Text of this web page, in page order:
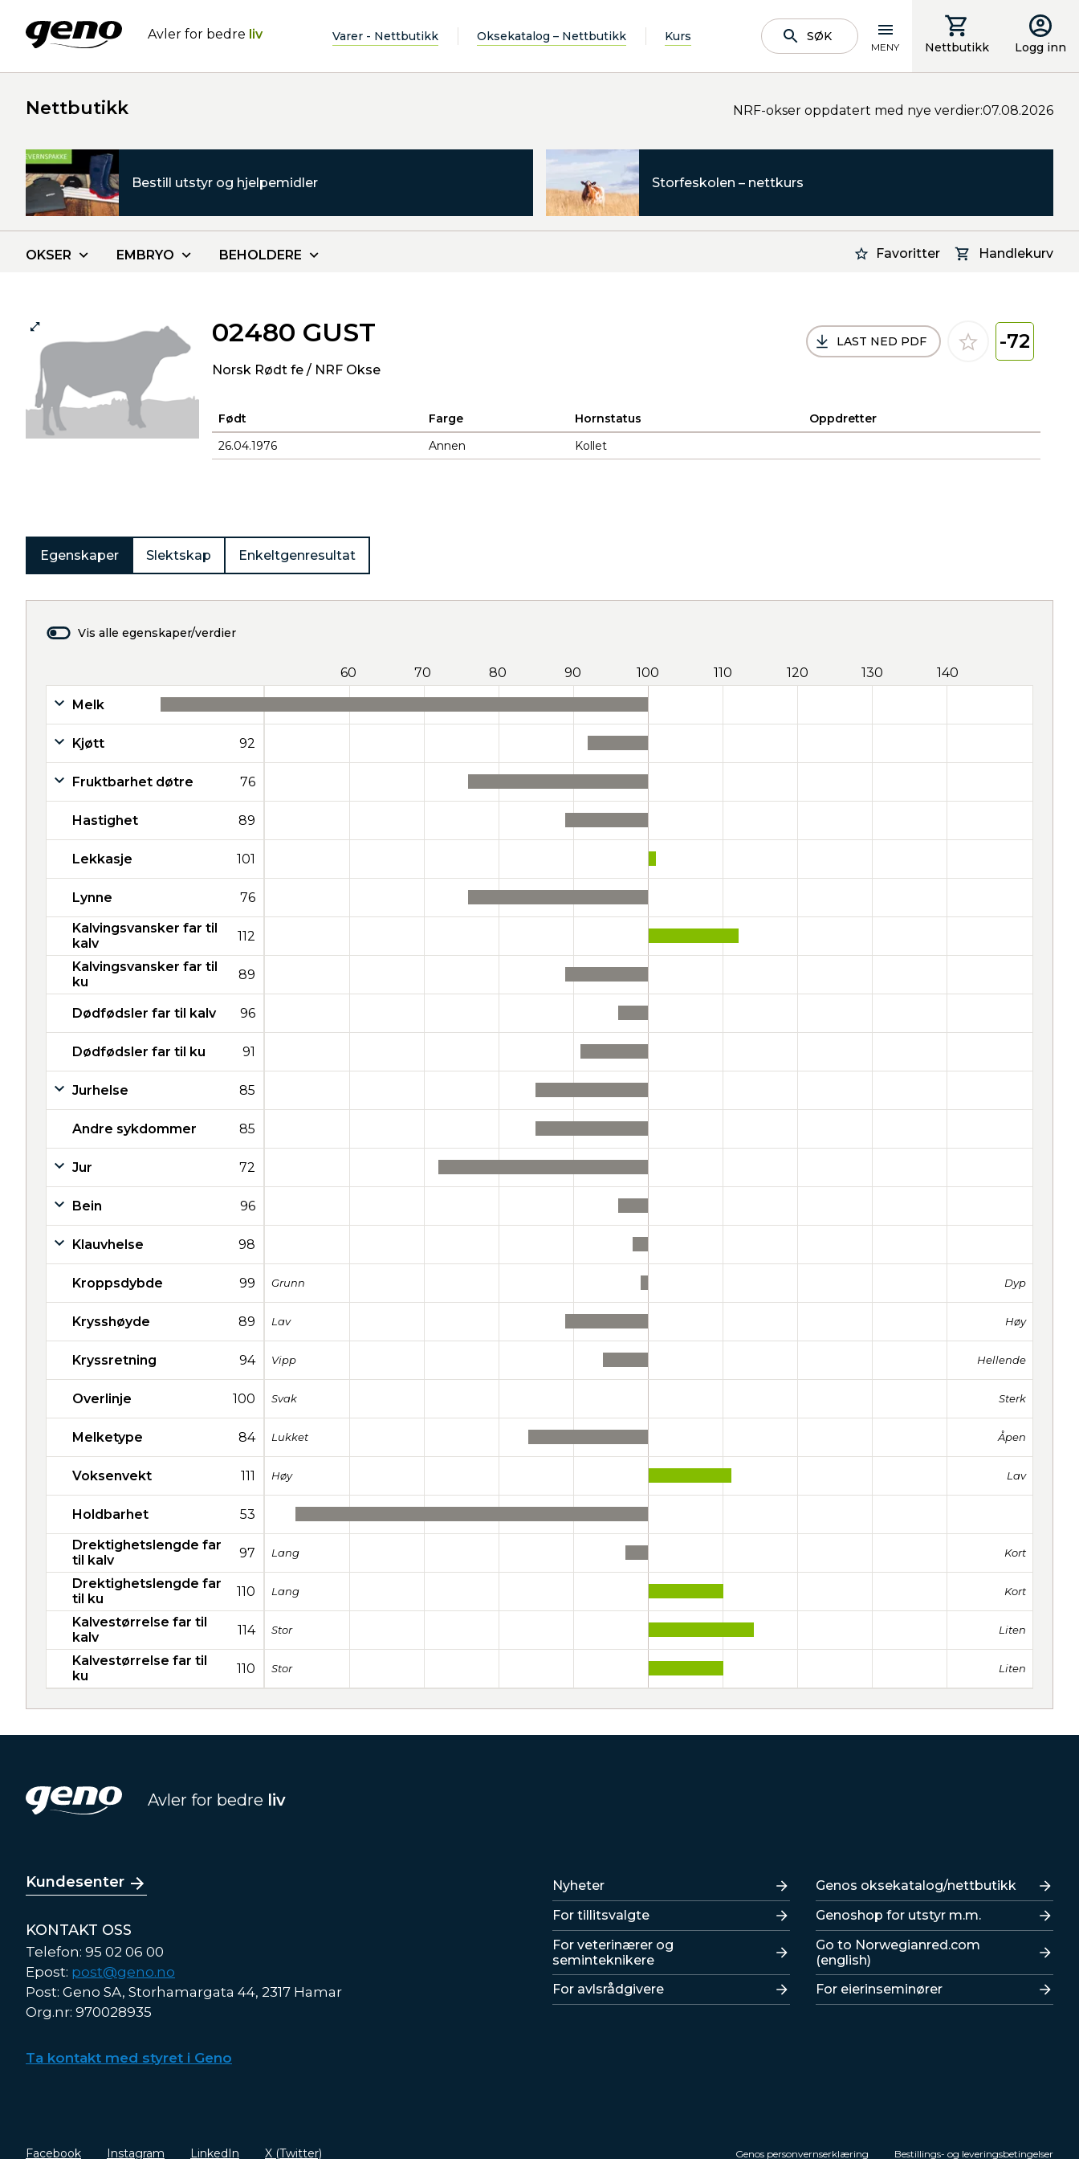
Avler for bedre liv Varer - Nettbutikk Oksekatalog – Nettbutikk Kurs SØK
MENY Nettbutikk Logg inn
Nettbutikk NRF-okser oppdatert med nye verdier:07.08.2026
Bestill utstyr og hjelpemidler Storfeskolen – nettkurs
Favoritter Handlekurv
OKSER EMBRYO BEHOLDERE
02480 GUST
Norsk Rødt fe / NRF Okse
LAST NED PDF -72
Født Farge Hornstatus
Oppdretter
26.04.1976
Annen Kollet
Egenskaper Slektskap Enkeltgenresultat
Vis alle egenskaper/verdier
60 70 80 90 100 110 120 130 140
Melk
Kjøtt 92
Fruktbarhet døtre 76
Hastighet 89
Lekkasje 101
Lynne 76
Kalvingsvansker far til
kalv
112
Kalvingsvansker far til
ku
89
Dødfødsler far til kalv 96
Dødfødsler far til ku 91
Jurhelse 85
Andre sykdommer 85
Jur 72
Bein 96
Klauvhelse 98
Kroppsdybde 99 Grunn Dyp
Krysshøyde 89 Lav Høy
Kryssretning 94 Vipp Hellende
Overlinje 100 Svak Sterk
Melketype 84 Lukket Åpen
Voksenvekt 111 Høy Lav
Holdbarhet 53
Drektighetslengde far
til kalv
97 Lang Kort
Drektighetslengde far
til ku
110 Lang Kort
Kalvestørrelse far til
kalv
114 Stor Liten
Kalvestørrelse far til
ku
110 Stor Liten
Avler for bedre liv
Kundesenter
KONTAKT OSS
Telefon: 95 02 06 00
Epost: post@geno.no
Post: Geno SA, Storhamargata 44, 2317 Hamar
Org.nr: 970028935
Ta kontakt med styret i Geno
Lenker
Nyheter
For tillitsvalgte
For veterinærer og
seminteknikere
For avlsrådgivere
Lenker
Genos oksekatalog/nettbutikk
Genoshop for utstyr m.m.
Go to Norwegianred.com
(english)
For eierinseminører
Facebook Instagram LinkedIn X (Twitter) Genos personvernserklæring Bestillings- og leveringsbetingelser